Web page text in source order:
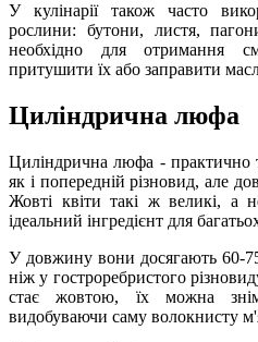
У кулінарії також часто
рослини: бутони, листя,
необхідно для отримання
притушити їх або заправити
Циліндрична люфа
Циліндрична люфа - практично
як і попередній різновид, але
Жовті квіти такі ж великі, а
ідеальний інгредієнт для
У довжину вони досягають 60-
ніж у гостроребристого
стає жовтою, їх можна
видобуваючи саму волокнисту